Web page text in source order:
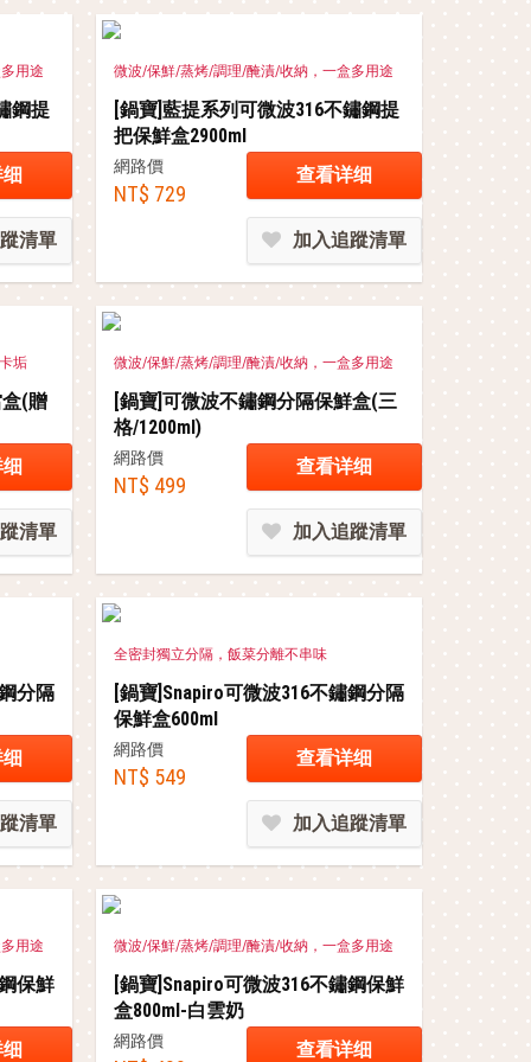
用途
鋼提
清單
微波/保鮮/蒸烤/調理/醃漬/收納，一盒多用途
[鍋寶]藍提系列可微波316不鏽鋼提
把保鮮盒2900ml
網路價
NT$ 729
查看详细
加入追蹤清單
垢
(贈
清單
微波/保鮮/蒸烤/調理/醃漬/收納，一盒多用途
[鍋寶]可微波不鏽鋼分隔保鮮盒(三
格/1200ml)
網路價
NT$ 499
查看详细
加入追蹤清單
分隔
清單
全密封獨立分隔，飯菜分離不串味
[鍋寶]Snapiro可微波316不鏽鋼分隔
保鮮盒600ml
網路價
NT$ 549
查看详细
加入追蹤清單
用途
保鮮
微波/保鮮/蒸烤/調理/醃漬/收納，一盒多用途
[鍋寶]Snapiro可微波316不鏽鋼保鮮
盒800ml-白雲奶
網路價 查看详细